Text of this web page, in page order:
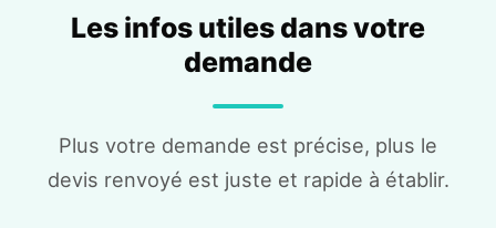
Les infos utiles dans votre
demande
Plus votre demande est précise, plus le
devis renvoyé est juste et rapide à établir.